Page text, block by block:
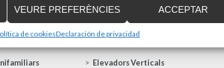
ACCEPTAR
VEURE PREFERÈNCIES
de cookiesDeclaración de privacidad
Elevadors Verticals